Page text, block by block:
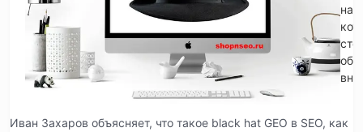
на
Иван Захаров объясняет, что такое black hat GEO в SEO, как